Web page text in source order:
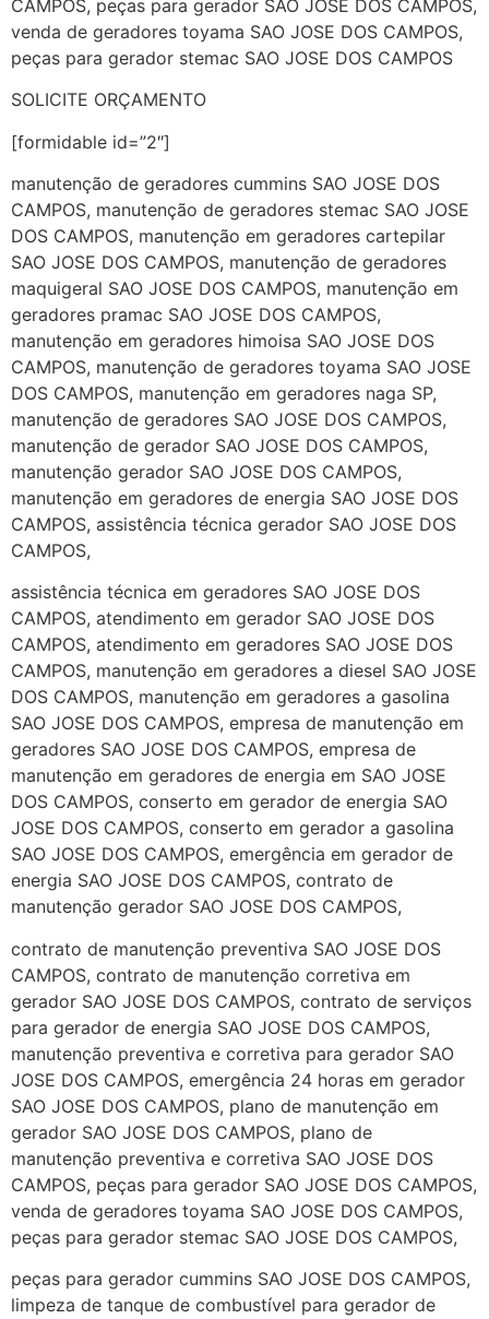
CAMPOS, peças para gerador SAO JOSE DOS CAMPOS,
venda de geradores toyama SAO JOSE DOS CAMPOS,
peças para gerador stemac SAO JOSE DOS CAMPOS
SOLICITE ORÇAMENTO
[formidable id=”2″]
manutenção de geradores cummins SAO JOSE DOS
CAMPOS, manutenção de geradores stemac SAO JOSE
DOS CAMPOS, manutenção em geradores cartepilar
SAO JOSE DOS CAMPOS, manutenção de geradores
maquigeral SAO JOSE DOS CAMPOS, manutenção em
geradores pramac SAO JOSE DOS CAMPOS,
manutenção em geradores himoisa SAO JOSE DOS
CAMPOS, manutenção de geradores toyama SAO JOSE
DOS CAMPOS, manutenção em geradores naga SP,
manutenção de geradores SAO JOSE DOS CAMPOS,
manutenção de gerador SAO JOSE DOS CAMPOS,
manutenção gerador SAO JOSE DOS CAMPOS,
manutenção em geradores de energia SAO JOSE DOS
CAMPOS, assistência técnica gerador SAO JOSE DOS
CAMPOS,
assistência técnica em geradores SAO JOSE DOS
CAMPOS, atendimento em gerador SAO JOSE DOS
CAMPOS, atendimento em geradores SAO JOSE DOS
CAMPOS, manutenção em geradores a diesel SAO JOSE
DOS CAMPOS, manutenção em geradores a gasolina
SAO JOSE DOS CAMPOS, empresa de manutenção em
geradores SAO JOSE DOS CAMPOS, empresa de
manutenção em geradores de energia em SAO JOSE
DOS CAMPOS, conserto em gerador de energia SAO
JOSE DOS CAMPOS, conserto em gerador a gasolina
SAO JOSE DOS CAMPOS, emergência em gerador de
energia SAO JOSE DOS CAMPOS, contrato de
manutenção gerador SAO JOSE DOS CAMPOS,
contrato de manutenção preventiva SAO JOSE DOS
CAMPOS, contrato de manutenção corretiva em
gerador SAO JOSE DOS CAMPOS, contrato de serviços
para gerador de energia SAO JOSE DOS CAMPOS,
manutenção preventiva e corretiva para gerador SAO
JOSE DOS CAMPOS, emergência 24 horas em gerador
SAO JOSE DOS CAMPOS, plano de manutenção em
gerador SAO JOSE DOS CAMPOS, plano de
manutenção preventiva e corretiva SAO JOSE DOS
CAMPOS, peças para gerador SAO JOSE DOS CAMPOS,
venda de geradores toyama SAO JOSE DOS CAMPOS,
peças para gerador stemac SAO JOSE DOS CAMPOS,
peças para gerador cummins SAO JOSE DOS CAMPOS,
limpeza de tanque de combustível para gerador de